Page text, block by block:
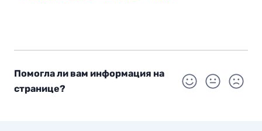
Помогла ли вам информация на
странице?